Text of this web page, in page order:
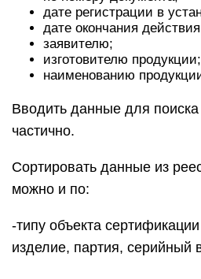
дате регистрации в
дате окончания
заявителю;
изготовителю продукции;
наименованию
Вводить данные для
частично.
Сортировать данные из
можно и по:
-типу объекта
изделие, партия, серийный